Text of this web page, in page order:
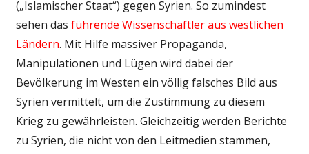
(„Islamischer Staat“) gegen Syrien. So zumindest
sehen das führende Wissenschaftler aus westlichen
Ländern. Mit Hilfe massiver Propaganda,
Manipulationen und Lügen wird dabei der
Bevölkerung im Westen ein völlig falsches Bild aus
Syrien vermittelt, um die Zustimmung zu diesem
Krieg zu gewährleisten. Gleichzeitig werden Berichte
zu Syrien, die nicht von den Leitmedien stammen,